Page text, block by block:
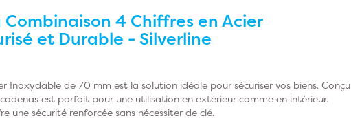
4 Chiffres en Acier
et Durable - Silverline
Inoxydable de 70 mm est la solution idéale pour sécuriser vos biens. Conçu
est parfait pour une utilisation en extérieur comme en intérieur.
une sécurité renforcée sans nécessiter de clé.